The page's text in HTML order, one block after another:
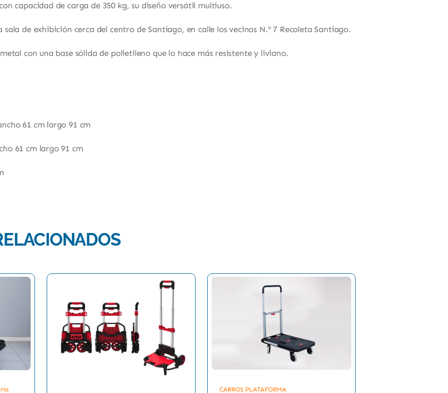
capacidad de carga de 350 kg, su diseño versátil multiuso.
de exhibición cerca del centro de Santiago, en calle los vecinos N.º 7 Recoleta Santiago.
con una base sólida de polietileno que lo hace más resistente y liviano.
61 cm largo 91 cm
61 cm largo 91 cm
CARROS PLATAFORMA